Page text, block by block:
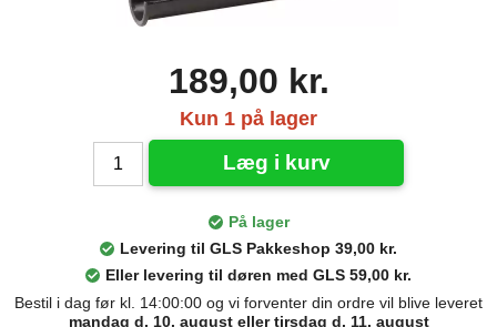
189,00 kr.
Kun 1 på lager
Læg i kurv
På lager
Levering til GLS Pakkeshop 39,00 kr.
Eller levering til døren med GLS 59,00 kr.
Bestil i dag før kl. 14:00:00 og vi forventer din ordre vil blive leveret
mandag d. 10. august eller tirsdag d. 11. august